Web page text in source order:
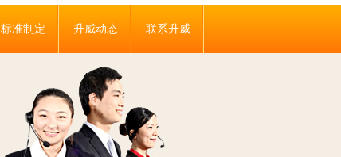
标准制定 升威动态 联系升威